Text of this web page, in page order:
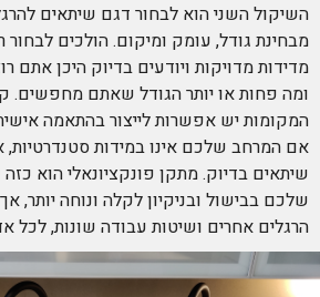
השיקול השני הוא לבחור דגם שיתאים
מבחינת גודל, עומק ומיקום. הולכים
מדידות מדויקות ויודעים בדיוק היכן
ומה פחות או יותר הגודל שאתם מחפשים.
המקומות יש אפשרות לייצור בהתאמה
אם המרחב שלכם אינו במידות סטנדרטיות,
שיתאים בדיוק. מתקן פונקציונאלי הוא
שלכם בבישול ובניקיון לקלה ונוחה יותר,
הרגלים אחרים ושיטות עבודה שונות, לכל